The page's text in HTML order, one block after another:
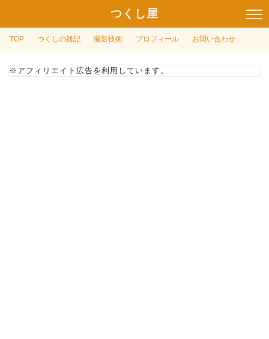
つくし屋
TOP つくしの雑記 撮影技術 プロフィール お問い合わせ
※アフィリエイト広告を利用しています。